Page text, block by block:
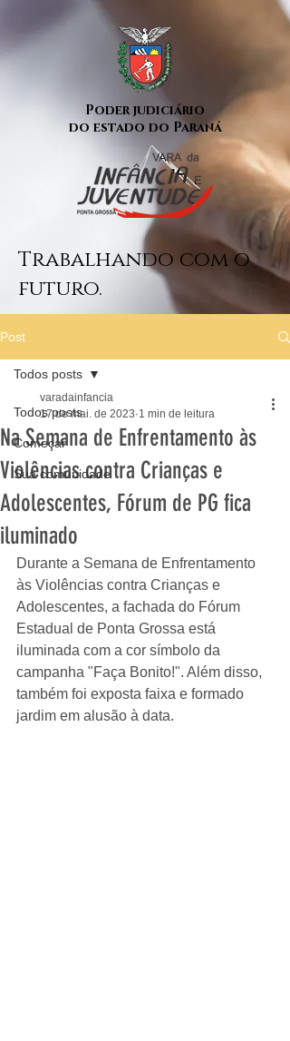
Poder judiciário
do estado do Paraná
Trabalhando com o
futuro.
Post
Todos posts
Começar
Sua comunidade
Todos posts
Na Semana de Enfrentamento às
Violências contra Crianças e
Adolescentes, Fórum de PG fica
iluminado
varadainfancia
17 de mai. de 2023 1 min de leitura
Durante a Semana de Enfrentamento
às Violências contra Crianças e
Adolescentes, a fachada do Fórum
Estadual de Ponta Grossa está
iluminada com a cor símbolo da
campanha "Faça Bonito!". Além disso,
também foi exposta faixa e formado
jardim em alusão à data.